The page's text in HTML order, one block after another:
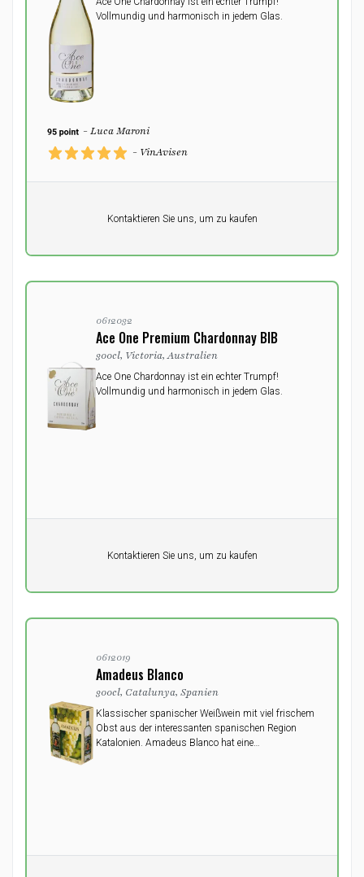
Vollmundig und harmonisch in jedem Glas.
- Luca Maroni
- VinAvisen
Kontaktieren Sie uns, um zu kaufen
0612032
Ace One Premium Chardonnay BIB
300cl, Victoria, Australien
Ace One Chardonnay ist ein echter Trumpf!
Vollmundig und harmonisch in jedem Glas.
Kontaktieren Sie uns, um zu kaufen
0612019
Amadeus Blanco
300cl, Catalunya, Spanien
Klassischer spanischer Weißwein mit viel frischem
Obst aus der interessanten spanischen Region
Katalonien. Amadeus Blanco hat eine